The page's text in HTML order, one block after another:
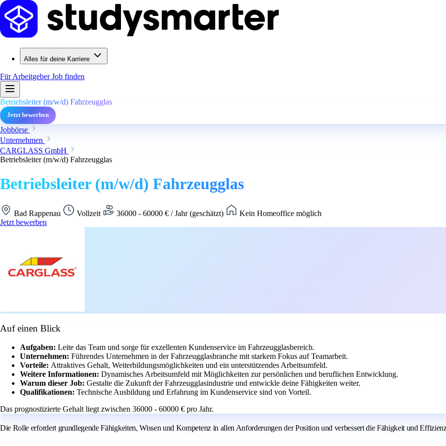
Alles für deine Karriere
Für ArbeitgeberJob finden
Betriebsleiter (m/w/d) Fahrzeugglas
Jetzt bewerben
Jobbörse
Unternehmen
CARGLASS GmbH
Betriebsleiter (m/w/d) Fahrzeugglas
Betriebsleiter (m/w/d) Fahrzeugglas
Bad Rappenau Vollzeit 36000 - 60000 € / Jahr (geschätzt)
Kein Homeoffice möglich
Jetzt bewerben
Auf einen Blick
Aufgaben: Leite das Team und sorge für exzellenten Kundenservice im Fahrzeugglasbereich.
Unternehmen: Führendes Unternehmen in der Fahrzeugglasbranche mit starkem Fokus auf Teamarbeit.
Vorteile: Attraktives Gehalt, Weiterbildungsmöglichkeiten und ein unterstützendes Arbeitsumfeld.
Weitere Informationen: Dynamisches Arbeitsumfeld mit Möglichkeiten zur persönlichen und beruflichen Entwicklung.
Warum dieser Job: Gestalte die Zukunft der Fahrzeugglasindustrie und entwickle deine Fähigkeiten weiter.
Qualifikationen: Technische Ausbildung und Erfahrung im Kundenservice sind von Vorteil.
Das prognostizierte Gehalt liegt zwischen 36000 - 60000 € pro Jahr.
Die Rolle erfordert grundlegende Fähigkeiten, Wissen und Kompetenz in allen Anforderungen der Position und verbessert die Fähigkeit und